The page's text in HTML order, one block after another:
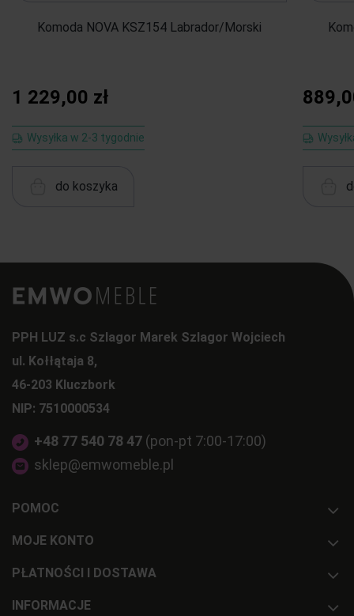
Komoda NOVA KSZ154 Labrador/Morski
1 229,00 zł
Wysyłka w 2-3 tygodnie
do koszyka
PPH LUZ s.c Szlagor Marek Szlagor Wojciech
ul. Kołłątaja 8,
46-203 Kluczbork
NIP: 7510000534
+48 77 540 78 47 (pon-pt 7:00-17:00)
sklep@emwomeble.pl
POMOC
MOJE KONTO
PŁATNOŚCI I DOSTAWA
INFORMACJE